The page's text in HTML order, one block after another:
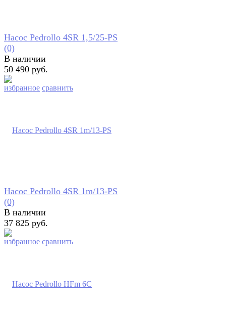
избранное сравнить
Насос Pedrollo 4SR 1,5/25-PS
(0)
В наличии
50 490 руб.
избранное сравнить
Насос Pedrollo 4SR 1m/13-PS
(0)
В наличии
37 825 руб.